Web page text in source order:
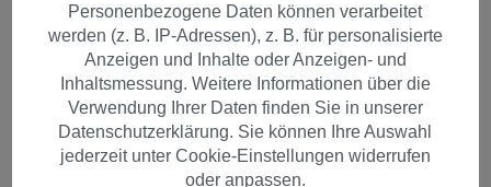
Sexy Party Perücke Bob Disco
Go-Go Burlesque Hellblond
PW0114-P02
Personenbezogene Daten können verarbeitet
werden (z. B. IP-Adressen), z. B. für personalisierte
Anzeigen und Inhalte oder Anzeigen- und
Inhaltsmessung. Weitere Informationen über die
Verwendung Ihrer Daten finden Sie in unserer
Datenschutzerklärung. Sie können Ihre Auswahl
jederzeit unter Cookie-Einstellungen widerrufen
oder anpassen.